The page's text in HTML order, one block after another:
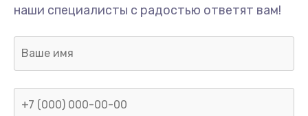
наши специалисты с радостью ответят вам!